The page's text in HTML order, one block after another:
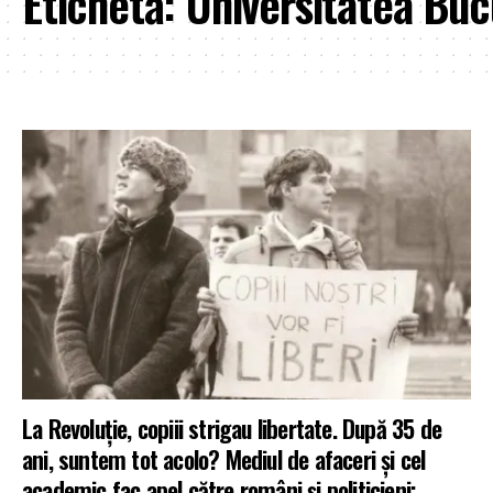
La Revoluție, copiii strigau libertate. După 35 de
ani, suntem tot acolo? Mediul de afaceri și cel